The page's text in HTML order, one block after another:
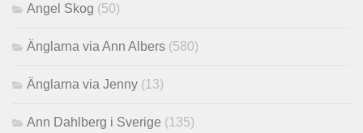
Angel Skog (50)
Änglarna via Ann Albers (580)
Änglarna via Jenny (13)
Ann Dahlberg i Sverige (135)